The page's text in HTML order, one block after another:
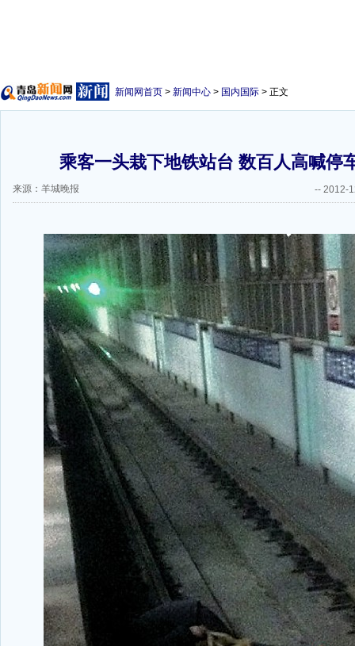
新闻网首页 > 新闻中心 > 国内国际 > 正文
乘客一头栽下地铁站台 数百人高喊停
来源：羊城晚报 -- 2012-